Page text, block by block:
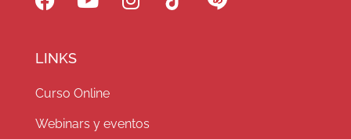
LINKS
Curso Online
Webinars y eventos